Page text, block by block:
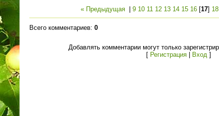
« Предыдущая 9 10 11 12 13 14 15 16 [17] 18
Всего комментариев: 0
Добавлять комментарии могут только
[ Регистрация| Вход ]